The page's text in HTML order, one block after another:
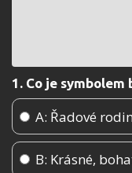
1. Co je
A: Řadové
B: Krásné,